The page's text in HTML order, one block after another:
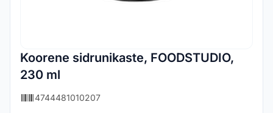
Koorene sidrunikaste, FOODSTUDIO,
230 ml
4744481010207